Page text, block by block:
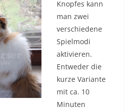
Knopfes kann
man zwei
verschiedene
Spielmodi
aktivieren.
Entweder die
kurze Variante
mit ca. 10
Minuten